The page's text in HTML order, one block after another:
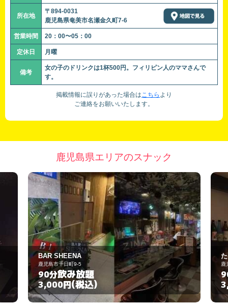
所在地
〒894-0031
鹿児島県奄美市名瀬金久町7-6
営業時間 20：00〜05：00
定休日 月曜
備考
女の子のドリンクは1杯500円。フィリピン人のママさんで
す。
掲載情報に誤りがあった場合はこちら より
ご連絡をお願いいたします。
鹿児島県エリアのスナック
たゆたい
鹿児島市山之口町11-4
90分飲み放題
3,000円(税込)